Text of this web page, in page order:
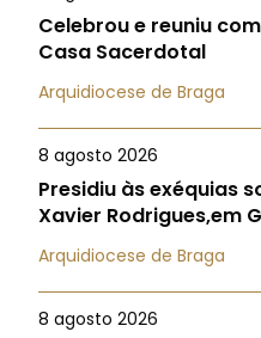
Celebrou e reuniu
Casa Sacerdotal
Arquidiocese de Braga
8 agosto 2026
Presidiu às exéquias
Xavier Rodrigues,em
Arquidiocese de Braga
8 agosto 2026